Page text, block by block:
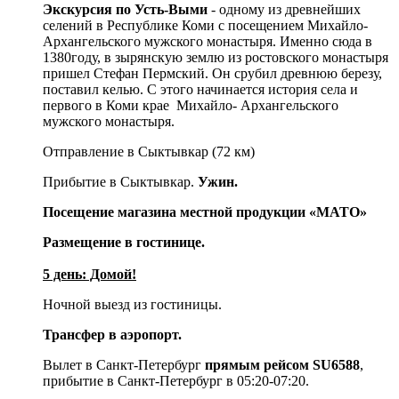
Экскурсия по Усть-Выми - одному из древнейших
селений в Республике Коми с посещением Михайло-
Архангельского мужского монастыря. Именно сюда в
1380году, в зырянскую землю из ростовского монастыря
пришел Стефан Пермский. Он срубил древнюю березу,
поставил келью. С этого начинается история села и
первого в Коми крае Михайло- Архангельского
мужского монастыря.
Отправление в Сыктывкар (72 км)
Прибытие в Сыктывкар. Ужин.
Посещение магазина местной продукции «МАТО»
Размещение в гостинице.
5 день: Домой!
Ночной выезд из гостиницы.
Трансфер в аэропорт.
Вылет в Санкт-Петербург прямым рейсом SU6588,
прибытие в Санкт-Петербург в 05:20-07:20.